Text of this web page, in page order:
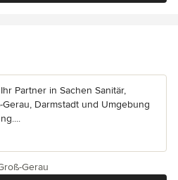
Partner in Sachen Sanitär,
Darmstadt und Umgebung
Gerau